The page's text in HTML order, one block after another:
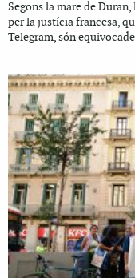
Segons la mare de
per la justícia francesa,
Telegram, són